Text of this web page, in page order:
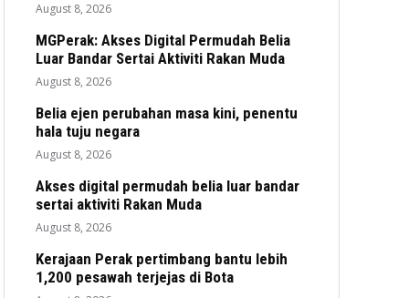
August 8, 2026
MGPerak: Akses Digital Permudah Belia
Luar Bandar Sertai Aktiviti Rakan Muda
August 8, 2026
Belia ejen perubahan masa kini, penentu
hala tuju negara
August 8, 2026
Akses digital permudah belia luar bandar
sertai aktiviti Rakan Muda
August 8, 2026
Kerajaan Perak pertimbang bantu lebih
1,200 pesawah terjejas di Bota